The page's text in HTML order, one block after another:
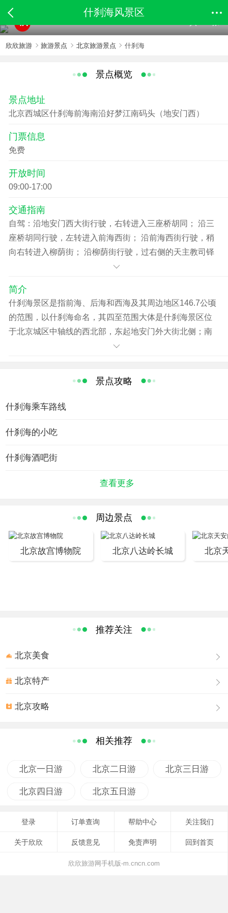
什刹海风景区
4A
欣欣旅游 旅游景点 北京旅游景点 什刹海
景点概览
景点地址
北京西城区什刹海前海南沿好梦江南码头（地安门西）
门票信息
免费
开放时间
09:00-17:00
交通指南
自驾：沿地安门西大街行驶，右转进入三座桥胡同； 沿三
座桥胡同行驶，左转进入前海西街； 沿前海西街行驶，稍
向右转进入柳荫街； 沿柳荫街行驶，过右侧的天主教司铎
书院旧址，左前方转弯进入羊房胡同； 沿羊房胡同行驶，
简介
什刹海景区是指前海、后海和西海及其周边地区146.7公顷
的范围，以什刹海命名，其四至范围大体是什刹海景区位
于北京城区中轴线的西北部，东起地安门外大街北侧；南
自地安门西大街向西至龙头井向西北接柳荫街、羊房胡
沿鼓楼西大街到钟、鼓楼。景区中三海水面达33.6公顷(约
占总面积的23％)。 什刹海景区历史文化积淀深厚，有文物
区曾建有王府、寺观、庵庙等多达30余座，现仍尚存10几
政治文化史上占有重要地位，主要代表有恭王府及花园、
楼、广化寺、汇通祠、会贤堂。 什刹海34公顷的水面十分
水中的荷花等也成为什刹海频具特色自然景观。号称“燕京
小八景”之一的“银锭观山”在景区中具有典型意义。 “什刹海
水上游”采用长7米、宽1.7米，依清明上河图中船形打造的
多的王府和花园，如保存最好的恭亲王府、醇亲王府等，
沫若故居也在什刹海旁边，什刹海边的柳荫街曾住过十大
等成为什刹海颇具特色的自然景观。著名的《帝京景物
略》中则以“西湖春，秦淮夏，洞庭秋”来赞美什刹海的神
文化之源，是民众休闲、感受历史、享受时尚的胜地。元
刹海始成为元、明、清三代城市规划和水系的核心。历经
数百年的发展，什刹海积淀了上至皇亲国戚、士大夫下至
了老北京的风俗文化，组成了老北京的历史，沿着什刹海
这些胡同依势而建，自然天成。今天，这里仍旧保存着十
分难得的自然景观和人文胜迹交相辉映的历史风貌，宋庆
景点攻略
什刹海乘车路线
什刹海的小吃
什刹海酒吧街
查看更多
周边景点
北京故宫博物院 北京八达岭长城 北京
推荐关注
北京美食
北京特产
北京攻略
相关推荐
北京一日游 北京二日游 北京三日游
北京四日游 北京五日游
登录 订单查询 帮助中心 关注我们
关于欣欣 反馈意见 免责声明 回到首页
欣欣旅游网手机版-m.cncn.com